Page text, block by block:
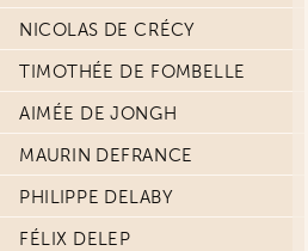
NICOLAS DE CRÉCY
TIMOTHÉE DE FOMBELLE
AIMÉE DE JONGH
MAURIN DEFRANCE
PHILIPPE DELABY
FÉLIX DELEP